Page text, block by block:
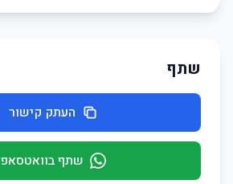
שתף
העתק קישור
שתף בוואטסאפ